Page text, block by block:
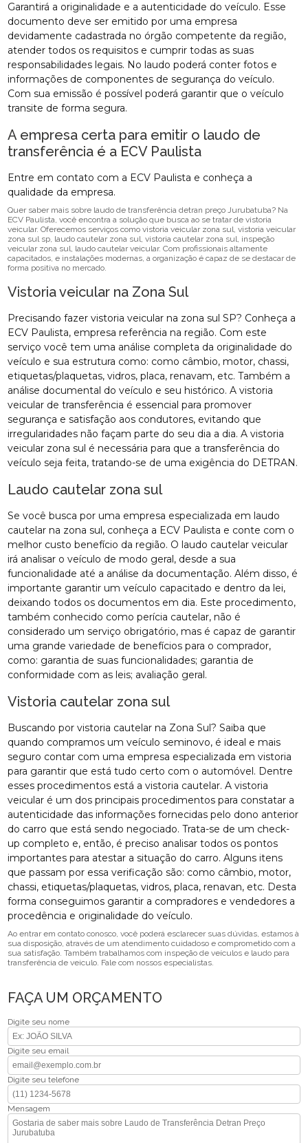
Garantirá a originalidade e a autenticidade do veículo. Esse
documento deve ser emitido por uma empresa
devidamente cadastrada no órgão competente da região,
atender todos os requisitos e cumprir todas as suas
responsabilidades legais. No laudo poderá conter fotos e
informações de componentes de segurança do veículo.
Com sua emissão é possível poderá garantir que o veículo
transite de forma segura.
A empresa certa para emitir o laudo de
transferência é a ECV Paulista
Entre em contato com a ECV Paulista e conheça a
qualidade da empresa.
Quer saber mais sobre laudo de transferência detran preço Jurubatuba? Na
ECV Paulista, você encontra a solução que busca ao se tratar de vistoria
veicular. Oferecemos serviços como vistoria veicular zona sul, vistoria veicular
zona sul sp, laudo cautelar zona sul, vistoria cautelar zona sul, inspeção
veicular zona sul, laudo cautelar veicular. Com profissionais altamente
capacitados, e instalações modernas, a organização é capaz de se destacar de
forma positiva no mercado.
Vistoria veicular na Zona Sul
Precisando fazer vistoria veicular na zona sul SP? Conheça a
ECV Paulista, empresa referência na região. Com este
serviço você tem uma análise completa da originalidade do
veículo e sua estrutura como: como câmbio, motor, chassi,
etiquetas/plaquetas, vidros, placa, renavam, etc. Também a
análise documental do veículo e seu histórico. A vistoria
veicular de transferência é essencial para promover
segurança e satisfação aos condutores, evitando que
irregularidades não façam parte do seu dia a dia. A vistoria
veicular zona sul é necessária para que a transferência do
veículo seja feita, tratando-se de uma exigência do DETRAN.
Laudo cautelar zona sul
Se você busca por uma empresa especializada em laudo
cautelar na zona sul, conheça a ECV Paulista e conte com o
melhor custo benefício da região. O laudo cautelar veicular
irá analisar o veículo de modo geral, desde a sua
funcionalidade até a análise da documentação. Além disso, é
importante garantir um veículo capacitado e dentro da lei,
deixando todos os documentos em dia. Este procedimento,
também conhecido como perícia cautelar, não é
considerado um serviço obrigatório, mas é capaz de garantir
uma grande variedade de benefícios para o comprador,
como: garantia de suas funcionalidades; garantia de
conformidade com as leis; avaliação geral.
Vistoria cautelar zona sul
Buscando por vistoria cautelar na Zona Sul? Saiba que
quando compramos um veículo seminovo, é ideal e mais
seguro contar com uma empresa especializada em vistoria
para garantir que está tudo certo com o automóvel. Dentre
esses procedimentos está a vistoria cautelar. A vistoria
veicular é um dos principais procedimentos para constatar a
autenticidade das informações fornecidas pelo dono anterior
do carro que está sendo negociado. Trata-se de um check-
up completo e, então, é preciso analisar todos os pontos
importantes para atestar a situação do carro. Alguns itens
que passam por essa verificação são: como câmbio, motor,
chassi, etiquetas/plaquetas, vidros, placa, renavan, etc. Desta
forma conseguimos garantir a compradores e vendedores a
procedência e originalidade do veículo.
Ao entrar em contato conosco, você poderá esclarecer suas dúvidas, estamos à
sua disposição, através de um atendimento cuidadoso e comprometido com a
sua satisfação. Também trabalhamos com inspeção de veículos e laudo para
transferência de veiculo. Fale com nossos especialistas.
FAÇA UM ORÇAMENTO
Digite seu nome
Digite seu email
Digite seu telefone
Mensagem